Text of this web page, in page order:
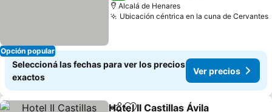
Opción popular
Alcalá de Henares
Ubicación céntrica en la cuna de Cervantes
Seleccioná las fechas para ver los precios
exactos
Ver precios
Hotel II Castillas Ávila